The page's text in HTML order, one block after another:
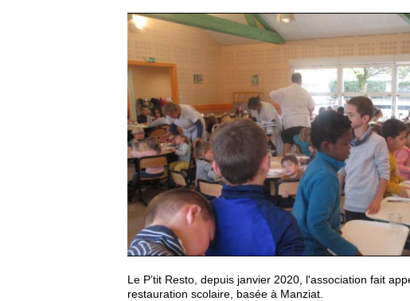
Le P’tit Resto, depuis janvier 2020, l'association fait
restauration scolaire, basée à Manziat.